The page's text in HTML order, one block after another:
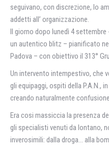
seguivano, con discrezione, lo
addetti all’ organizzazione.
Il giorno dopo lunedì 4
un autentico blitz – pianificato
Padova – con obiettivo il 313°
Un intervento intempestivo, che
gli equipaggi, ospiti della P.A.N.,
creando naturalmente
Era cosi massiccia la presenza
gli specialisti venuti da lontano,
inverosimili: dalla droga… alla